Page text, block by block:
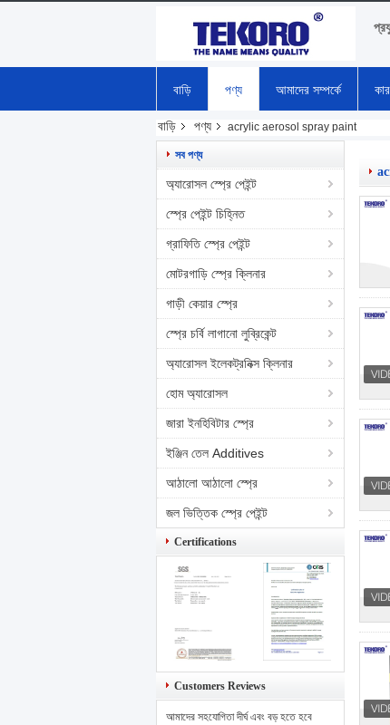
বাড়ি পণ্য আমাদের সম্পর্কে
বাড়ি পণ্য acrylic aerosol spray paint
সব পণ্য
অ্যারোসল স্প্রে পেইন্ট
স্প্রে পেইন্ট চিহ্নিত
গ্রাফিতি স্প্রে পেইন্ট
মোটরগাড়ি স্প্রে ক্লিনার
গাড়ী কেয়ার স্প্রে
স্প্রে চর্বি লাগানো লুব্রিকেন্ট
অ্যারোসল ইলেকট্রনিক্স ক্লিনার
হোম অ্যারোসল
জারা ইনহিবিটার স্প্রে
ইঞ্জিন তেল Additives
আঠালো আঠালো স্প্রে
জল ভিত্তিক স্প্রে পেইন্ট
Certifications
Customers Reviews
আমাদের সহযোগিতা দীর্ঘ এবং বড় হতে হবে